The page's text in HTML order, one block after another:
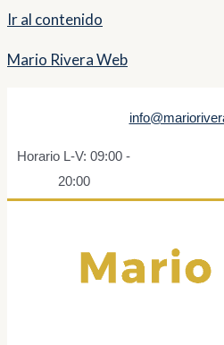
Ir al contenido
Mario Rivera Web
Horario L-V: 09:00 -
20:00